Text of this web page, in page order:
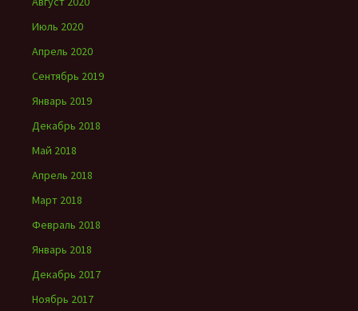
Июль 2020
Апрель 2020
Сентябрь 2019
Январь 2019
Декабрь 2018
Май 2018
Апрель 2018
Март 2018
Февраль 2018
Январь 2018
Декабрь 2017
Ноябрь 2017